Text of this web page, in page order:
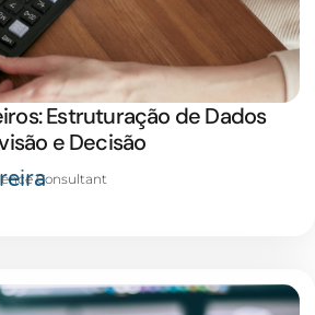
Estruturação de Dados
e Decisão
Consultant